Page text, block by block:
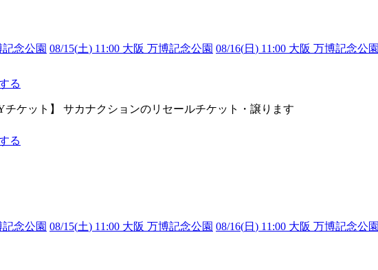
記念公園 08/15(土) 11:00 大阪 万博記念公園 08/16(日 ) 11:00 大阪 万博記念公園
る
チケット】 サカナクションのリセールチケット・譲ります
る
記念公園 08/15(土) 11:00 大阪 万博記念公園 08/16(日 ) 11:00 大阪 万博記念公園